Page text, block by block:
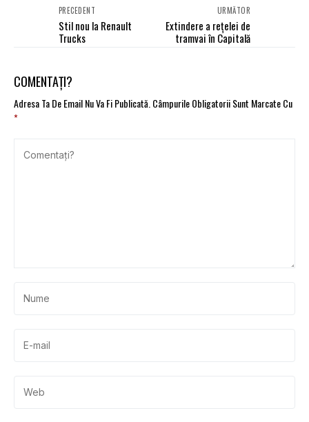
PRECEDENT
Stil nou la Renault
Trucks
URMĂTOR
Extindere a rețelei de
tramvai în Capitală
COMENTAȚI?
Adresa Ta De Email Nu Va Fi Publicată. Câmpurile Obligatorii Sunt Marcate Cu
*